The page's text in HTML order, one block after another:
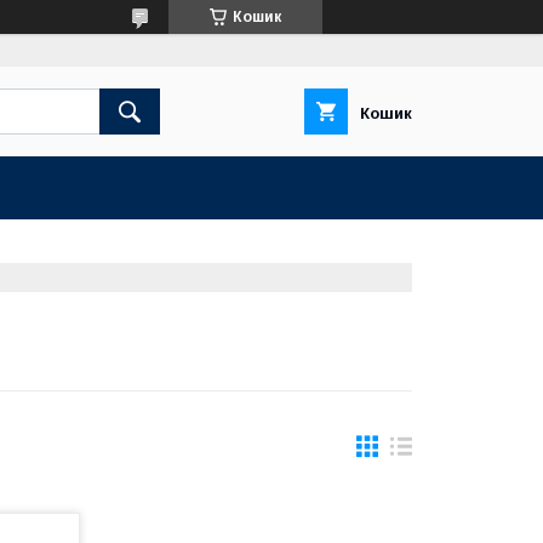
Кошик
Кошик